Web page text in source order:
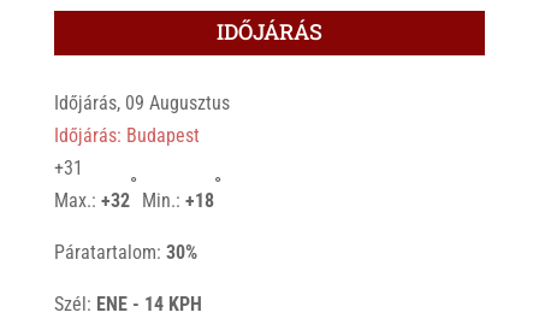
IDŐJÁRÁS
Időjárás, 09 Augusztus
Időjárás: Budapest
+31
Max.: +32
°
Min.: +18
°
Páratartalom: 30%
Szél: ENE - 14 KPH